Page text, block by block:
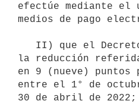
efectúe mediante el
medios de pago
la reducción referida
en 9 (nueve) puntos
entre el 1° de
30 de abril de 2022;